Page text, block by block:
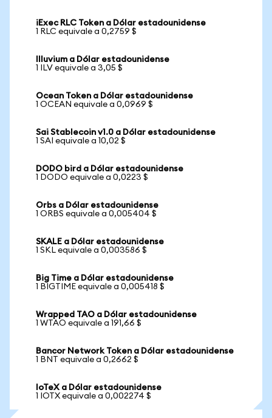
iExec RLC Token a Dólar estadounidense
1 RLC equivale a 0,2759 $
Illuvium a Dólar estadounidense
1 ILV equivale a 3,05 $
Ocean Token a Dólar estadounidense
1 OCEAN equivale a 0,0969 $
Sai Stablecoin v1.0 a Dólar estadounidense
1 SAI equivale a 10,02 $
DODO bird a Dólar estadounidense
1 DODO equivale a 0,0223 $
Orbs a Dólar estadounidense
1 ORBS equivale a 0,005404 $
SKALE a Dólar estadounidense
1 SKL equivale a 0,003586 $
Big Time a Dólar estadounidense
1 BIGTIME equivale a 0,005418 $
Wrapped TAO a Dólar estadounidense
1 WTAO equivale a 191,66 $
Bancor Network Token a Dólar estadounidense
1 BNT equivale a 0,2662 $
IoTeX a Dólar estadounidense
1 IOTX equivale a 0,002274 $